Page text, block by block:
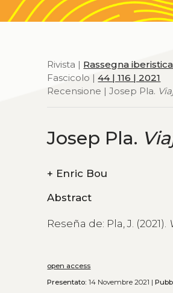
Rivista | Rassegna iberistica
Fascicolo |44 | 116 | 2021
Recensione | Josep Pla.
Josep Pla.
+ Enric Bou
Abstract
Reseña de: Pla, J. (2021).
open access
Presentato: 14 Novembre 2021 |